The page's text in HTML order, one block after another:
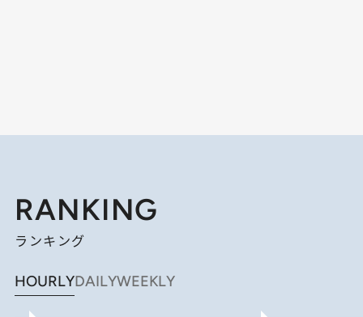
RANKING
ランキング
HOURLYDAILYWEEKLY